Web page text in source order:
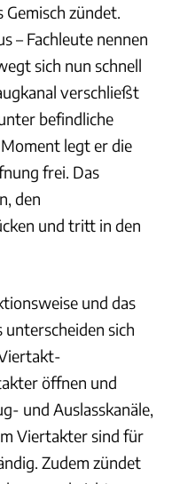
zündet.
– Fachleute nennen
sich nun schnell
verschließt
befindliche
legt er die
frei. Das
den
und tritt in den
und das
sich
öffnen und
und Auslasskanäle,
Viertakter sind für
Zudem zündet